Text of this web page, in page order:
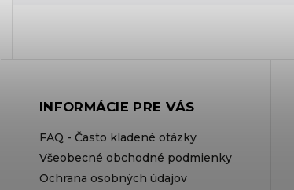
INFORMÁCIE PRE VÁS
FAQ - Často kladené otázky
Všeobecné obchodné podmienky
Ochrana osobných údajov